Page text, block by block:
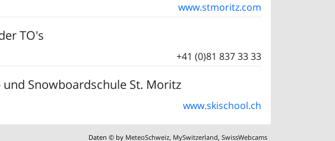
www.stmoritz.com
TO's
+41 (0)81 837 33 33
und Snowboardschule St. Moritz
www.skischool.ch
Daten © by MeteoSchweiz, MySwitzerland,SwissWebcams